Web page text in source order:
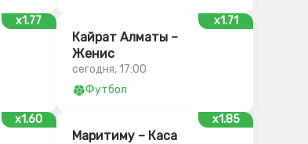
x1.77 x1.71
Кайрат Алматы –
Женис
сегодня, 17:00
Футбол
x1.60 x1.85
Маритиму – Каса